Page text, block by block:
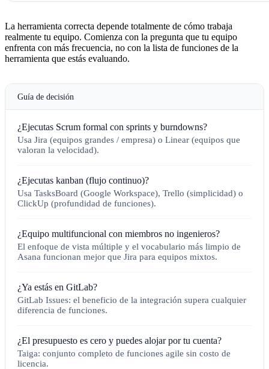
La herramienta correcta depende totalmente de cómo trabaja
realmente tu equipo. Comienza con la pregunta que tu equipo
enfrenta con más frecuencia, no con la lista de funciones de la
herramienta que estás evaluando.
Guía de decisión
¿Ejecutas Scrum formal con sprints y burndowns?
Usa Jira (equipos grandes / empresa) o Linear (equipos que
valoran la velocidad).
¿Ejecutas kanban (flujo continuo)?
Usa TasksBoard (Google Workspace), Trello (simplicidad) o
ClickUp (profundidad de funciones).
¿Equipo multifuncional con miembros no ingenieros?
El enfoque de vista múltiple y el vocabulario más limpio de
Asana funcionan mejor que Jira para equipos mixtos.
¿Ya estás en GitLab?
GitLab Issues: el beneficio de la integración supera cualquier
diferencia de funciones.
¿El presupuesto es cero y puedes alojar por tu cuenta?
Taiga: conjunto completo de funciones agile sin costo de
licencia.